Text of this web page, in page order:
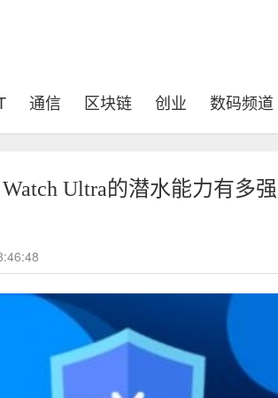
通信 区块链 创业 数码频道
Ultra的潜水能力有多